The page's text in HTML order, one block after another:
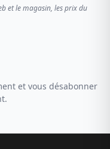
et le magasin, les prix du
et vous désabonner